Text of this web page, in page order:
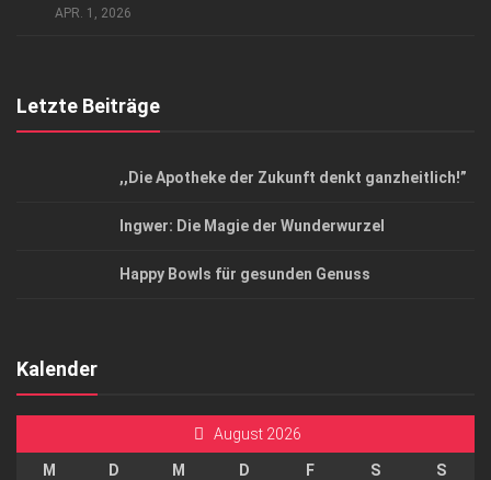
Top Magazin Dresden / Ostsachsen
APR. 1, 2026
Letzte Beiträge
,,Die Apotheke der Zukunft denkt ganzheitlich!”
Ingwer: Die Magie der Wunderwurzel
Happy Bowls für gesunden Genuss
Kalender
August 2026
M D M D F S
S